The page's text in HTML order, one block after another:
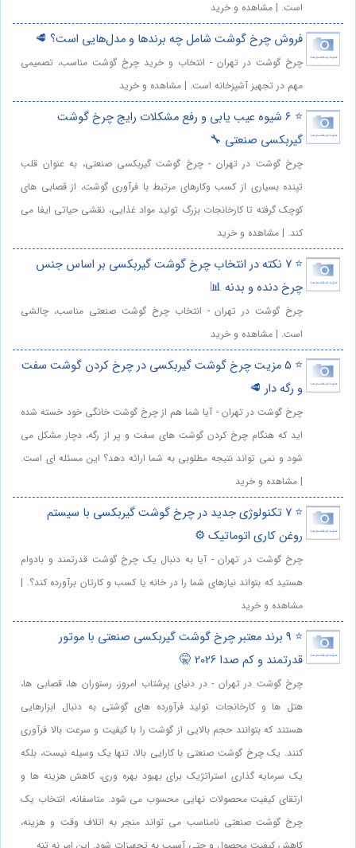
است. | مشاهده و خرید
فروش چرخ گوشت شامل چه برندها و مدل‌هایی است؟ 🥩
چرخ گوشت در تهران - انتخاب و خرید چرخ گوشت مناسب، تصمیمی
مهم در تجهیز آشپزخانه است. | مشاهده و خرید
⭐️ 6 شیوه عیب یابی و رفع مشکلات رایج چرخ گوشت
گیربکسی صنعتی 🔧
چرخ گوشت در تهران - چرخ گوشت گیربکسی صنعتی، به عنوان قلب
تپنده بسیاری از کسب وکارهای مرتبط با فرآوری گوشت، از قصابی های
کوچک گرفته تا کارخانجات بزرگ تولید مواد غذایی، نقشی حیاتی ایفا می
کند. | مشاهده و خرید
⭐️ 7 نکته در انتخاب چرخ گوشت گیربکسی بر اساس جنس
چرخ دنده و بدنه 📊
چرخ گوشت در تهران - انتخاب چرخ گوشت صنعتی مناسب، چالشی
است. | مشاهده و خرید
⭐️ 5 مزیت چرخ گوشت گیربکسی در چرخ کردن گوشت سفت
و رگه دار 🥩
چرخ گوشت در تهران - آیا شما هم از چرخ گوشت خانگی خود خسته شده
اید که هنگام چرخ کردن گوشت های سفت و پر از رگه، دچار مشکل می
شود و نمی تواند نتیجه مطلوبی به شما ارائه دهد؟ این مسئله ای است.
| مشاهده و خرید
⭐️ 7 تکنولوژی جدید در چرخ گوشت گیربکسی با سیستم
روغن کاری اتوماتیک ⚙️
چرخ گوشت در تهران - آیا به دنبال یک چرخ گوشت قدرتمند و بادوام
هستید که بتواند نیازهای شما را در خانه یا کسب و کارتان برآورده کند؟. |
مشاهده و خرید
⭐️ 9 برند معتبر چرخ گوشت گیربکسی صنعتی با موتور
قدرتمند و کم صدا 2026 🤫
چرخ گوشت در تهران - در دنیای پرشتاب امروز، رستوران ها، قصابی ها،
هتل ها و کارخانجات تولید فرآورده های گوشتی به دنبال ابزارهایی
هستند که بتوانند حجم بالایی از گوشت را با کیفیت و سرعت بالا فرآوری
کنند. یک چرخ گوشت صنعتی با کارایی بالا، تنها یک وسیله نیست، بلکه
یک سرمایه گذاری استراتژیک برای بهبود بهره وری، کاهش هزینه ها و
ارتقای کیفیت محصولات نهایی محسوب می شود. متاسفانه، انتخاب یک
چرخ گوشت صنعتی نامناسب می تواند منجر به اتلاف وقت و هزینه،